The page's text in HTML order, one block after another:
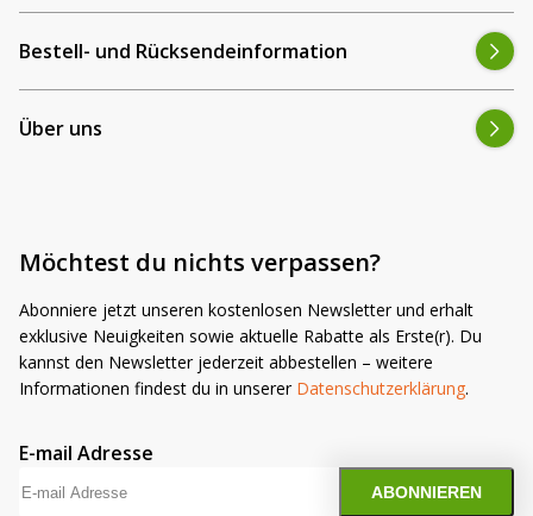
Bestell- und Rücksendeinformation
Über uns
Möchtest du nichts verpassen?
Abonniere jetzt unseren kostenlosen Newsletter und erhalt
exklusive Neuigkeiten sowie aktuelle Rabatte als Erste(r). Du
kannst den Newsletter jederzeit abbestellen – weitere
Informationen findest du in unserer Datenschutzerklärung.
E-mail Adresse